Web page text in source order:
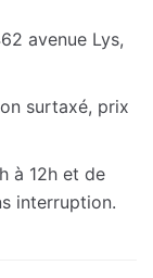
avenue Lys,
surtaxé, prix
à 12h et de
interruption.